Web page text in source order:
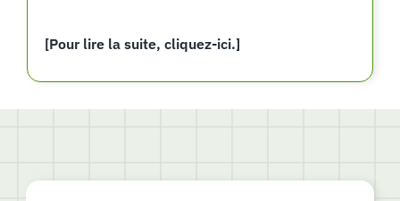
[Pour lire la suite, cliquez-ici.]